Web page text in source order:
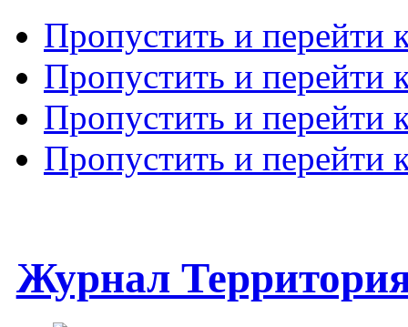
Пропустить и перейти
Пропустить и перейти
Пропустить и перейти
Пропустить и перейти
Журнал